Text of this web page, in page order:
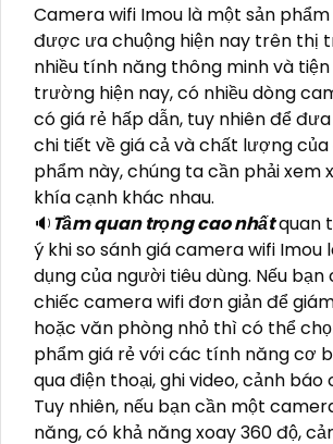
Camera wifi Imou là một sản
được ưa chuộng hiện nay trên thị
nhiều tính năng thông minh và
trường hiện nay, có nhiều dòng
có giá rẻ hấp dẫn, tuy nhiên để
chi tiết về giá cả và chất lượng
phẩm này, chúng ta cần phải xem
khía cạnh khác nhau.
🔉Tầm quan trọng cao nhấtquan
ý khi so sánh giá camera wifi Imou
dụng của người tiêu dùng. Nếu
chiếc camera wifi đơn giản để
hoặc văn phòng nhỏ thì có thể
phẩm giá rẻ với các tính năng cơ
qua điện thoại, ghi video, cảnh báo
Tuy nhiên, nếu bạn cần một
năng, có khả năng xoay 360 độ,